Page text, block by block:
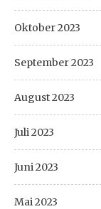
Oktober 2023
September 2023
August 2023
Juli 2023
Juni 2023
Mai 2023